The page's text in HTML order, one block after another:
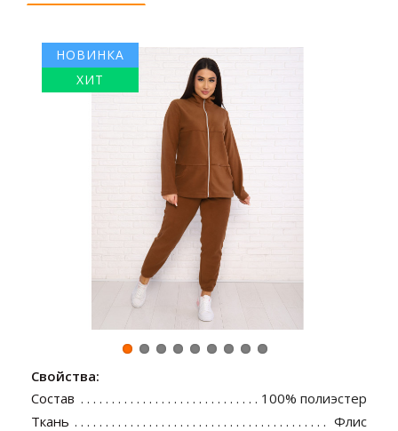
НОВИНКА
ХИТ
Свойства:
Состав
100% полиэстер
Ткань
Флис